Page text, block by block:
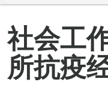
社会工
所抗疫